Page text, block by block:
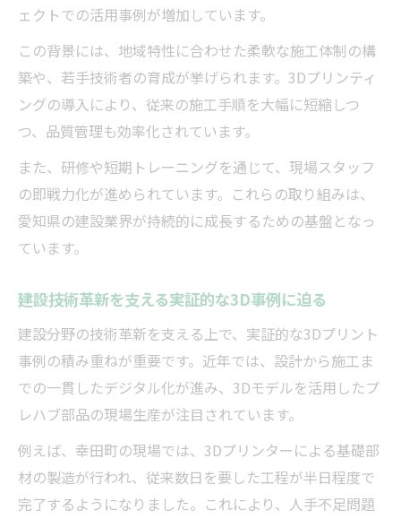
ェクトでの活用事例が増加しています。
この背景には、地域特性に合わせた柔軟な施工体制の構
築や、若手技術者の育成が挙げられます。3Dプリンティ
ングの導入により、従来の施工手順を大幅に短縮しつ
つ、品質管理も効率化されています。
また、研修や短期トレーニングを通じて、現場スタッフ
の即戦力化が進められています。これらの取り組みは、
愛知県の建設業界が持続的に成長するための基盤となっ
ています。
建設技術革新を支える実証的な3D事例に迫る
建設分野の技術革新を支える上で、実証的な3Dプリント
事例の積み重ねが重要です。近年では、設計から施工ま
での一貫したデジタル化が進み、3Dモデルを活用したプ
レハブ部品の現場生産が注目されています。
例えば、幸田町の現場では、3Dプリンターによる基礎部
材の製造が行われ、従来数日を要した工程が半日程度で
完了するようになりました。これにより、人手不足問題